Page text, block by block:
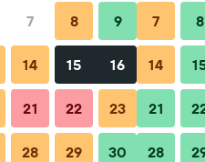
Fragen Unterkünfte in
7 8 9
14 15 16
21 22 23
28 29 30
7 8
14
21
28